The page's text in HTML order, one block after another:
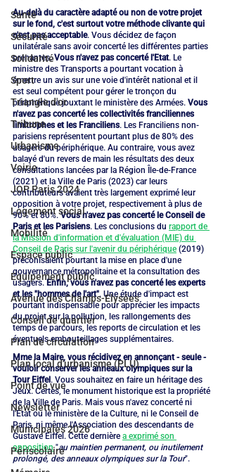
Santé
Sécurité
Solidarité
Sport
Triangle d'or
Tribune
Urbanisme
Voirie
JOP Paris 2024
Logement social
Mobilité
Espace public
Equipement public
Avenue des Champs-Elysées
Conseil de quartier
Plan de circulation
Plan local d'urbanisme (PLU)
Point de vue
Newsletter
Municipales 2026
Périscolaire
Au-delà du caractère adapté ou non de votre projet
sur le fond, c'est surtout votre méthode clivante qui
n'est pas acceptable. Vous décidez de façon
unilatérale sans avoir concerté les différentes parties
prenantes. Vous n'avez pas concerté l'Etat. Le
ministre des Transports a pourtant vocation à
émettre un avis sur une voie d'intérêt national et il
est seul compétent pour gérer le tronçon du
périphérique jouxtant le ministère des Armées. Vous
n'avez pas concerté les collectivités franciliennes
limitrophes et les Franciliens. Les Franciliens non-
parisiens représentent pourtant plus de 80% des
usagers du périphérique. Au contraire, vous avez
balayé d'un revers de main les résultats des deux
consultations lancées par la Région Île-de-France
(2021) et la Ville de Paris (2023) car leurs
contributeurs avaient très largement exprimé leur
opposition à votre projet, respectivement à plus de
90% et 80%. Vous n'avez pas concerté le Conseil de
Paris et les Parisiens. Les conclusions du rapport de
la Mission d'information et d'évaluation (MIE) du
Conseil de Paris sur l'avenir du périphérique (2019)
préconisaient pourtant la mise en place d'une
gouvernance métropolitaine et la consultation des
usagers. Enfin, vous n'avez pas concerté les experts
et les "hommes de l'art". Une étude d'impact est
pourtant indispensable pour apprécier les impacts
du projet sur la pollution, les rallongements des
temps de parcours, les reports de circulation et les
éventuels embouteillages supplémentaires.
Mme la Maire, vous récidivez en annonçant - seule -
vouloir conserver les anneaux olympiques sur la
Tour Eiffel. Vous souhaitez en faire un héritage des
Jeux. Certes, le monument historique est la propriété
de la Ville de Paris. Mais vous n'avez concerté ni
l'État ou le ministère de la Culture, ni le Conseil de
Paris, ni même l'Association des descendants de
Gustave Eiffel. Cette dernière a exprimé son
opposition "au maintien permanent, ou inutilement
prolongé, des anneaux olympiques sur la Tour".